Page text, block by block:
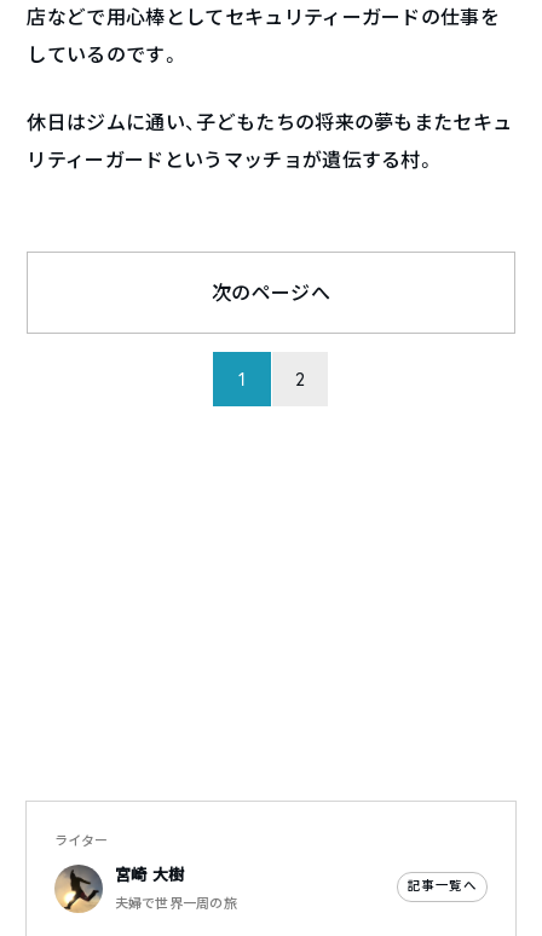
店などで用心棒としてセキュリティーガードの仕事を
しているのです。
休日はジムに通い、子どもたちの将来の夢もまたセキュ
リティーガードというマッチョが遺伝する村。
1 2
次のページへ
ライター
宮崎 大樹
夫婦で世界一周の旅
記事一覧へ